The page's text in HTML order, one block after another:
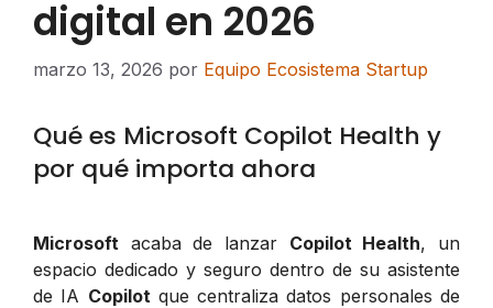
digital en 2026
marzo 13, 2026 por Equipo Ecosistema Startup
Qué es Microsoft Copilot Health y
por qué importa ahora
Microsoft acaba de lanzar Copilot Health, un
espacio dedicado y seguro dentro de su asistente
de IA Copilot que centraliza datos personales de